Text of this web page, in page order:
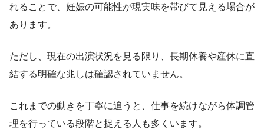
れることで、妊娠の可能性が現実味を帯びて見える場合が
あります。
ただし、現在の出演状況を見る限り、長期休養や産休に直
結する明確な兆しは確認されていません。
これまでの動きを丁寧に追うと、仕事を続けながら体調管
理を行っている段階と捉える人も多くいます。